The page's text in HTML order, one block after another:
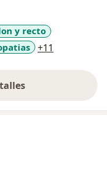
y recto
+11
experiencia